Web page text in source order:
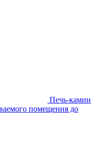
Печь-камин
помещения до